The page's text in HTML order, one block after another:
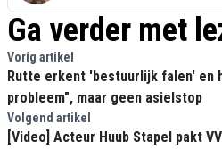
Ga verder met
Vorig artikel
Rutte erkent 'bestuurlijk falen' en
probleem", maar geen asielstop
Volgend artikel
[Video] Acteur Huub Stapel pakt